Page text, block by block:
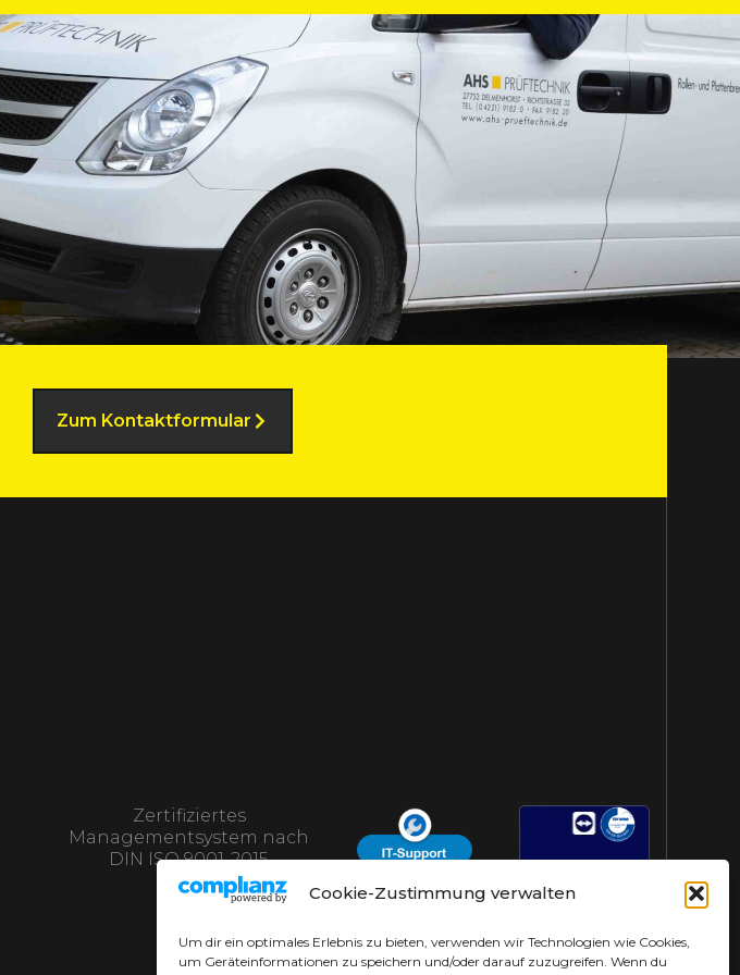
Cookie-Zustimmung verwalten
Um dir ein optimales Erlebnis zu bieten, verwenden wir Technologien wie Cookies,
um Geräteinformationen zu speichern und/oder darauf zuzugreifen. Wenn du
Zum Kontaktformular
Zertifiziertes
Managementsystem nach
DIN ISO 9001-2015
AHS-Helpdesk